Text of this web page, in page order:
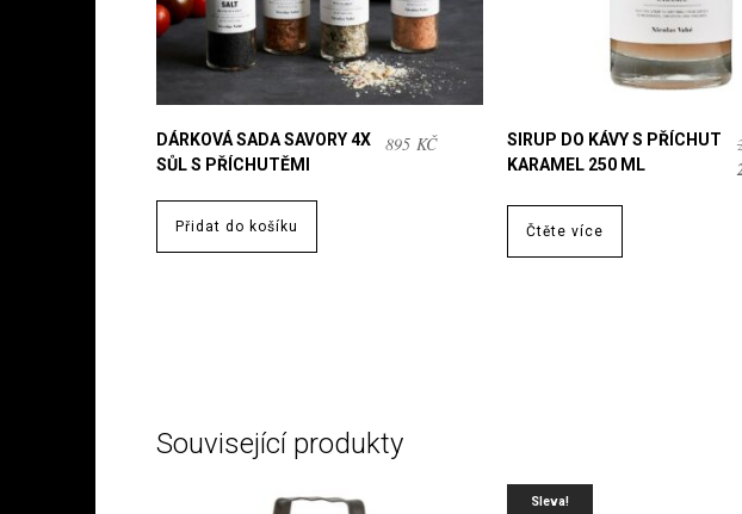
DÁRKOVÁ SADA SAVORY 4X
SŮL S PŘÍCHUTĚMI
895 KČ
Přidat do košíku
SIRUP DO KÁVY S PŘÍCHUT
KARAMEL 250 ML
Čtěte více
Související produkty
Sleva!